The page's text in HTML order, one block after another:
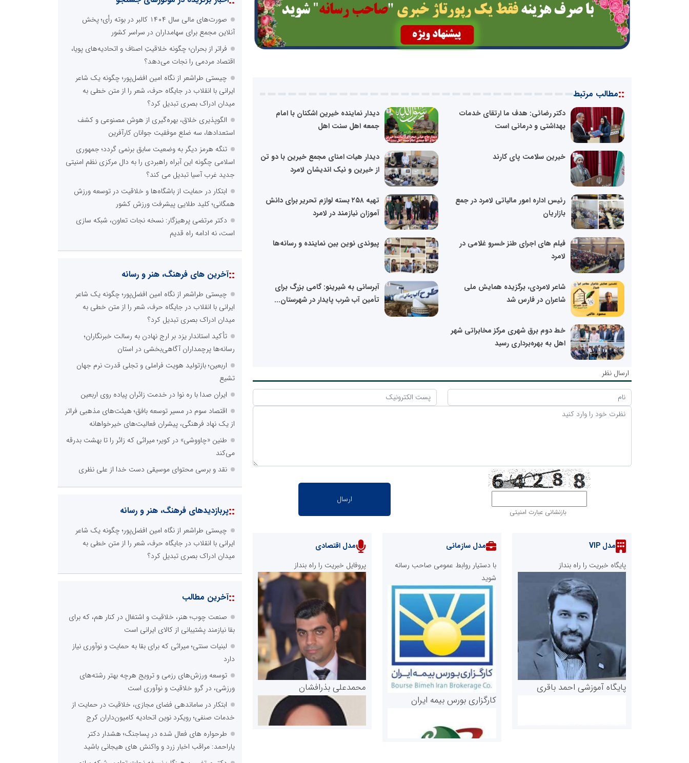
::مطالب مرتبط
دکتر رضائی: هدف ما ارتقای خدمات
بهداشتی و درمانی است
دیدار نماینده خیرین اشکنان با امام
جمعه اهل سنت اهل
خیرین سلامت پای کارند
دیدار هیات امنای مجمع خیرین با دو تن
از خیرین و نیک اندیشان لامرد
رئیس اداره امور مالیاتی لامرد در جمع
بازاریان
تهیه ۲۵۸ بسته لوازم تحریر برای دانش
آموزان نیازمند در لامرد
فیلم های اجرای طنز خسرو غلامی در
لامرد
پیوندی نوین بین نماینده و رسانه‌ها
شاعر لامردی، برگزیده همایش ملی
شاعران در فارس شد
آبرسانی به شیرینو: گامی بزرگ برای
تأمین آب شرب پایدار در شهرستان...
خط دوم برق شهری مرکز مخابراتی شهر
اهل به بهره‌برداری رسید
ارسال نظر
بازنشانی عبارت امنیتی
مدل VIP
پایگاه خبریت را راه بنداز
پایگاه آموزشی احمد باقری
مدل سازمانی
با دستیار روابط عمومی صاحب رسانه
شوید
کارگزاری بورس بیمه ایران
مدل اقتصادی
پروفایل خبریت را راه بنداز
محمدعلی بذرافشان
صورت‌های مالی سال ۱۴۰۴ کالبر در بوته رأی؛ پخش
آنلاین مجمع برای سهامداران در سراسر کشور
فراتر از بحران؛ چگونه خلاقیتِ اصناف و اتحادیه‌های پویا،
اقتصاد مردمی را نجات می‌دهد؟
چیستی طراشعر از نگاه امین افضل‌پور؛ چگونه یک شاعر
ایرانی با انقلاب در جایگاه حرف، شعر را از متن خطی به
میدان ادراک بصری تبدیل کرد؟
الگوپذیری خلاق، بهره‌گیری از هوش مصنوعی و کشف
استعدادها، سه ضلع موفقیت جوانان کارآفرین
تنگه هرمز دیگر به وضعیت سابق برنمی گردد؛ جمهوری
اسلامی چگونه این آبراه راهبردی را به دال مرکزی نظم امنیتی
جدید غرب آسیا تبدیل می کند؟
ابتکار در حمایت از باشگاه‌ها و خلاقیت در توسعه ورزش
همگانی؛ کلید طلایی پیشرفت ورزش کشور
دکتر مرتضی پرهیزگار: نسخه نجات تعاون، شبکه سازی
است، نه ادامه راه قدیم
::آخرین های فرهنگ، هنر و رسانه
چیستی طراشعر از نگاه امین افضل‌پور؛ چگونه یک شاعر
ایرانی با انقلاب در جایگاه حرف، شعر را از متن خطی به
میدان ادراک بصری تبدیل کرد؟
تأکید استاندار یزد بر ارج نهادن به رسالت خبرنگاران؛
رسانه‌ها پرچمداران آگاهی‌بخشی در استان
اربعین؛ بازتولید هویت فراملی و تجلی قدرت نرم جهان
تشیع
ایران صدا با ره نوا در خدمت زائران پیاده روی اربعین
اقتصاد سوم در مسیر توسعه بافق؛ هیئت‌های مذهبی فراتر
از یک نهاد فرهنگی، پیشران فعالیت‌های خیرخواهانه
طنین «چاووشی» در کویر؛ میراثی که زائر را تا بهشت بدرقه
می‌کند
نقد و برسی محتوای موسیقی دست خدا از علی نظری
::پربازدیدهای فرهنگ، هنر و رسانه
چیستی طراشعر از نگاه امین افضل‌پور؛ چگونه یک شاعر
ایرانی با انقلاب در جایگاه حرف، شعر را از متن خطی به
میدان ادراک بصری تبدیل کرد؟
::آخرین مطالب
صنعت چوب؛ هنر، خلاقیت و اشتغال در کنار هم، که برای
بقا نیازمند پشتیبانی از کالای ایرانی است
لبنیات سنتی؛ میراثی که برای بقا به حمایت و نوآوری نیاز
دارد
توسعه ورزش‌های رزمی و ترویج هرچه بهتر رشته‌های
ورزشی، در گرو خلاقیت و نوآوری است
ابتکار در ساماندهی فضای مجازی، خلاقیت در حمایت از
خدمات صنفی؛ رویکرد نوین اتحادیه کامیون‌داران کرج
طرحواره های فعال شده در پساجنگ؛ هشدار دکتر
یاراحمد: مراقب اخبار زرد و واکنش های هیجانی باشید